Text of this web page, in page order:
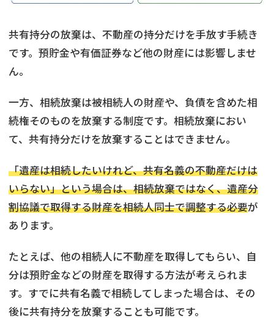
共有持分の放棄は、不動産の持分だけを手放す手続き
です。預貯金や有価証券など他の財産には影響しませ
ん。
一方、相続放棄は被相続人の財産や、負債を含めた相
続権そのものを放棄する制度です。相続放棄におい
て、共有持分だけを放棄することはできません。
「遺産は相続したいけれど、共有名義の不動産だけは
いらない」という場合は、相続放棄ではなく、遺産分
割協議で取得する財産を相続人同士で調整する必要が
あります。
たとえば、他の相続人に不動産を取得してもらい、自
分は預貯金などの財産を取得する方法が考えられま
す。すでに共有名義で相続してしまった場合は、その
後に共有持分を放棄することも可能です。